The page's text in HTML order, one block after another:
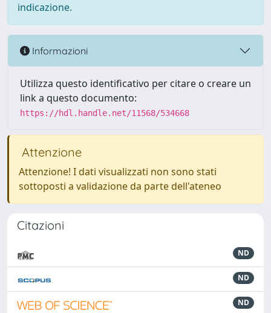
indicazione.
Informazioni
Utilizza questo identificativo per citare o creare un
link a questo documento:
https://hdl.handle.net/11568/534668
Attenzione
Attenzione! I dati visualizzati non sono stati
sottoposti a validazione da parte dell'ateneo
Citazioni
ND
ND
ND